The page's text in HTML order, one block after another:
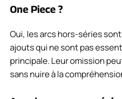
One Piece ?
Oui, les arcs hors-séries
ajouts qui ne sont pas
principale. Leur omission
sans nuire à la